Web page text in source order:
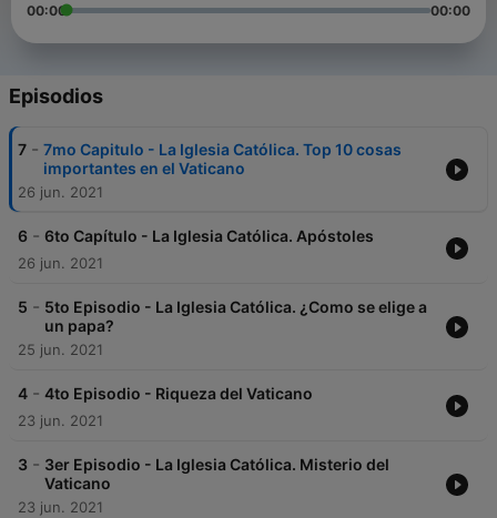
00:00 00:00
Episodios
7 - 7mo Capitulo - La Iglesia Católica. Top 10 cosas
importantes en el Vaticano
26 jun. 2021
6 - 6to Capítulo - La Iglesia Católica. Apóstoles
26 jun. 2021
5 - 5to Episodio - La Iglesia Católica. ¿Como se elige a
un papa?
25 jun. 2021
4 - 4to Episodio - Riqueza del Vaticano
23 jun. 2021
3 - 3er Episodio - La Iglesia Católica. Misterio del
Vaticano
23 jun. 2021